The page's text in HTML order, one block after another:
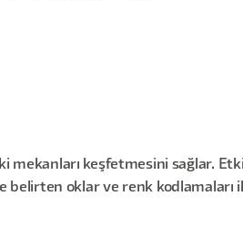
mekanları keşfetmesini sağlar.
belirten oklar ve renk kodlamaları